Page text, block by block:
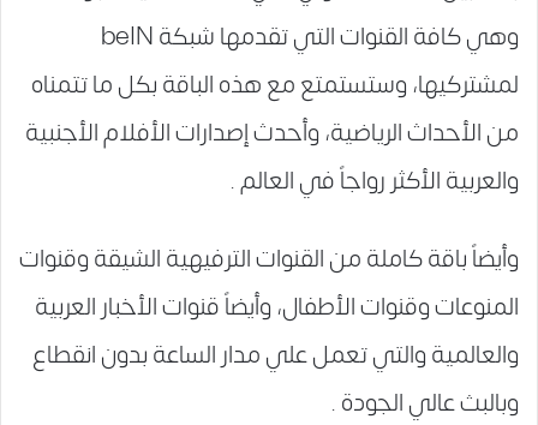
وهي كافة القنوات التي تقدمها شبكة beIN
لمشتركيها، وستستمتع مع هذه الباقة بكل ما تتمناه
من الأحداث الرياضية، وأحدث إصدارات الأفلام الأجنبية
والعربية الأكثر رواجاً في العالم .
وأيضاً باقة كاملة من القنوات الترفيهية الشيقة وقنوات
المنوعات وقنوات الأطفال، وأيضاً قنوات الأخبار العربية
والعالمية والتي تعمل علي مدار الساعة بدون انقطاع
وبالبث عالي الجودة .